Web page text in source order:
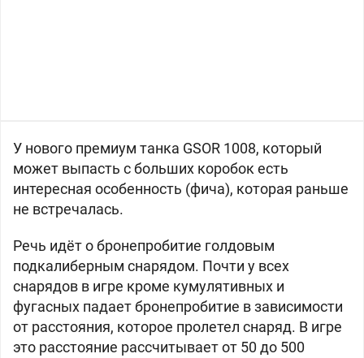
У нового премиум танка GSOR 1008, который
может выпасть с больших коробок есть
интересная особенность (фича), которая раньше
не встречалась.
Речь идёт о бронепробитие голдовым
подкалиберным снарядом. Почти у всех
снарядов в игре кроме кумулятивных и
фугасных падает бронепробитие в зависимости
от расстояния, которое пролетел снаряд. В игре
это расстояние рассчитывает от 50 до 500